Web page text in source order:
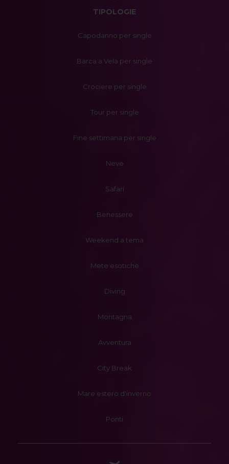
TIPOLOGIE
Capodanno per single
Barca a Vela per single
Crociere per single
Tour per single
Fine settimana per single
Neve
Safari
Benessere
Weekend a tema
Mete esotiche
Diving
Montagna
Avventura
City Break
Mare estero d'inverno
Ponti